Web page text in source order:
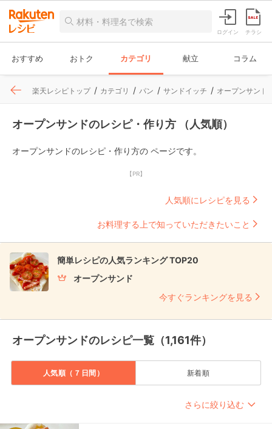
ログイン チラシ
おすすめ おトク カテゴリ 献立 コラム
楽天レシピトップ カテゴリ パン サンドイッチ オープンサンド
オープンサンドのレシピ・作り方 （人気順）
オープンサンドのレシピ・作り方の ページです。
【PR】
人気順にレシピを見る
お料理する上で知っていただきたいこと
簡単レシピの人気ランキング TOP20
オープンサンド
今すぐランキングを見る
オープンサンドのレシピ一覧（1,161件）
人気順（７日間） 新着順
さらに絞り込む